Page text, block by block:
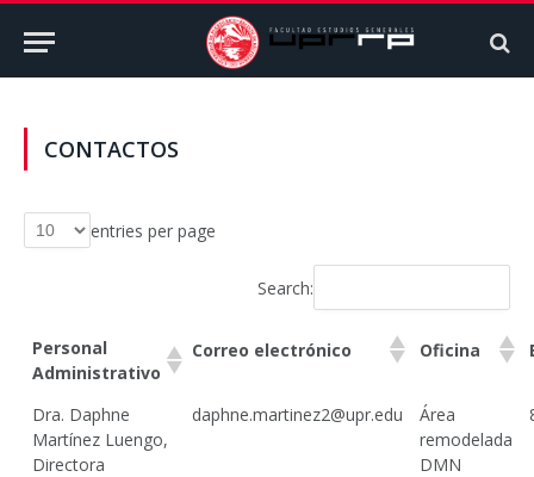
CONTACTOS
entries per page
Search:
Personal
Administrativo
Correo electrónico Oficina
Dra. Daphne
Martínez Luengo,
Directora
daphne.martinez2@upr.edu
Área
remodelada
DMN